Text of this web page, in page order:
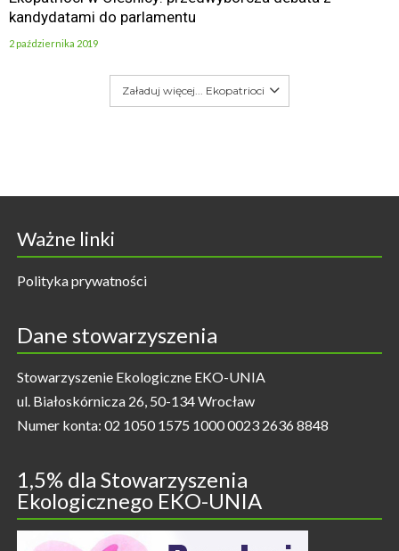
kandydatami do parlamentu
2 października 2019
Załaduj więcej... Ekopatrioci
Ważne linki
Polityka prywatności
Dane stowarzyszenia
Stowarzyszenie Ekologiczne EKO-UNIA
ul. Białoskórnicza 26, 50-134 Wrocław
Numer konta: 02 1050 1575 1000 0023 2636 8848
1,5% dla Stowarzyszenia
Ekologicznego EKO-UNIA